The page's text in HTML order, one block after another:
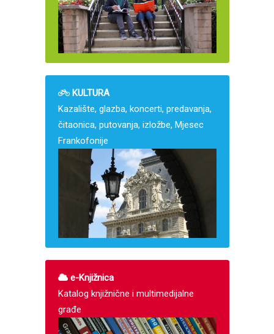
KULTURA
Kazalište, glazba, koncerti, predavanja,
čitaonica, putovanja, izložbe, Mjesec
Frankofonije
e-Knjižnica
Katalog knjižnične i multimedijalne
građe